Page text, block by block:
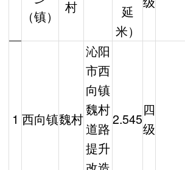
延
米）
（镇）
村
1 西向镇魏村
沁阳
市西
向镇
魏村
道路
提升
2.545
四
级